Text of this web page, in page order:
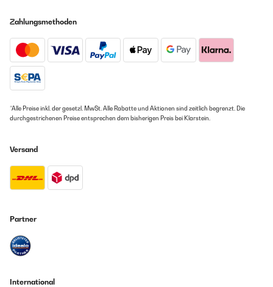
Zahlungsmethoden
*Alle Preise inkl. der gesetzl. MwSt. Alle Rabatte und Aktionen sind zeitlich begrenzt. Die
durchgestrichenen Preise entsprechen dem bisherigen Preis bei Klarstein.
Versand
Partner
International